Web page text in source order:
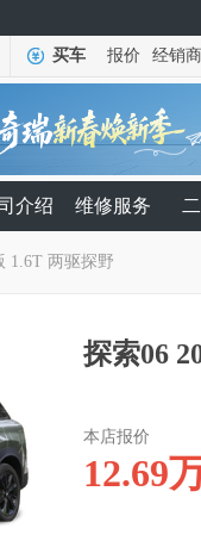
买车 报价 经销商
介绍 维修服务
1.6T 两驱探野
探索06
本店报价
12.69